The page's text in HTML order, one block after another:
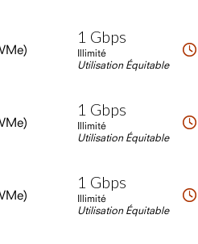
1 Gbps
Illimité
Utilisation Équitable
1 Gbps
Illimité
Utilisation Équitable
1 Gbps
Illimité
Utilisation Équitable